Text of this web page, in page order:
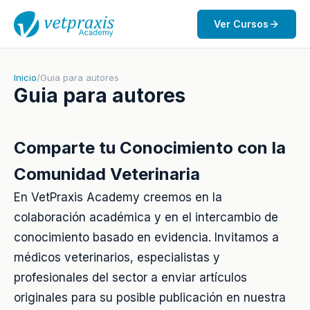
Ver Cursos
Inicio/Guia para autores
Guia para autores
Comparte tu Conocimiento con la
Comunidad Veterinaria
En VetPraxis Academy creemos en la
colaboración académica y en el intercambio de
conocimiento basado en evidencia. Invitamos a
médicos veterinarios, especialistas y
profesionales del sector a enviar artículos
originales para su posible publicación en nuestra